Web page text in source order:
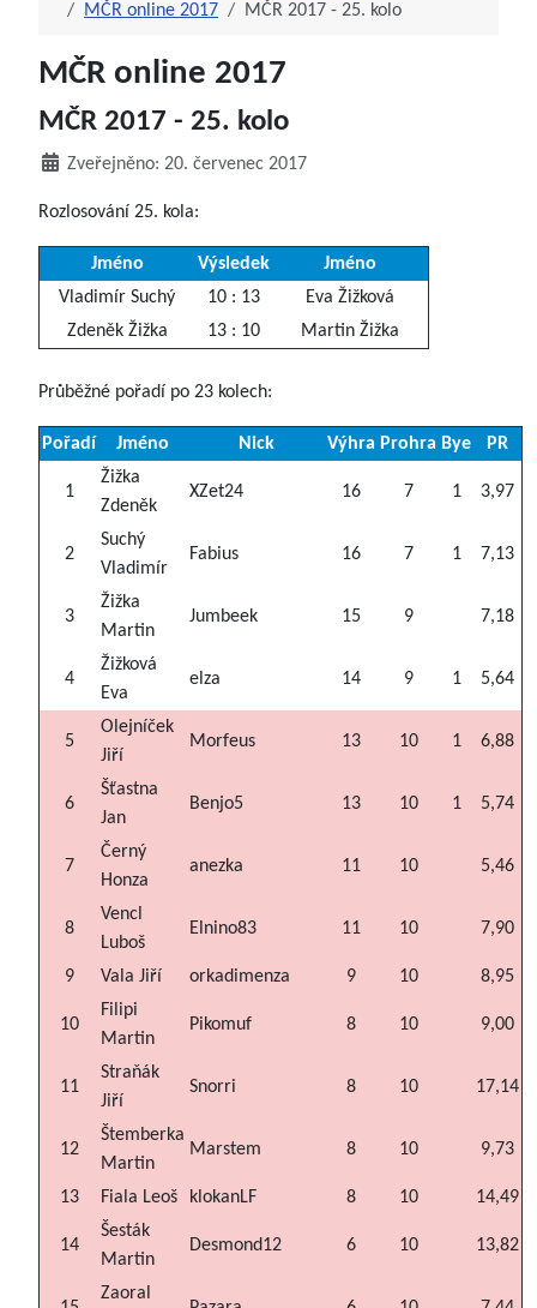
MČR online 2017
MČR 2017 - 25. kolo
MČR online 2017
MČR 2017 - 25. kolo
Zveřejněno: 20. červenec 2017
Rozlosování 25. kola:
Jméno Výsledek
Jméno
Vladimír Suchý
10 : 13
Eva Žižková
Zdeněk Žižka
13 : 10 Martin Žižka
Průběžné pořadí po 23 kolech:
Pořadí Jméno Nick Výhra Prohra Bye PR
1
Žižka
Zdeněk
XZet24 16 7 1 3,97
2
Suchý
Vladimír
Fabius 16 7 1 7,13
3
Žižka
Martin
Jumbeek 15 9 7,18
4
Žižková
Eva
elza 14 9 1 5,64
5
Olejníček
Jiří
Morfeus 13 10 1 6,88
6
Šťastna
Jan
Benjo5 13 10 1 5,74
7
Černý
Honza
anezka 11 10 5,46
8
Vencl
Luboš
Elnino83 11 10 7,90
9 Vala Jiří orkadimenza 9 10 8,95
10
Filipi
Martin
Pikomuf 8 10 9,00
11
Straňák
Jiří
Snorri 8 10 17,14
12
Štemberka
Martin
Marstem 8 10 9,73
13 Fiala Leoš klokanLF 8 10 14,49
14
Šesták
Martin
Desmond12 6 10 13,82
Zaoral